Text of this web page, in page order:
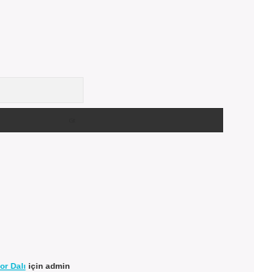
Dalı için admin